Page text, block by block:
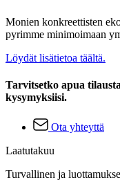
Monien konkreettisten
pyrimme minimoimaan
Löydät lisätietoa täältä.
Tarvitsetko apua
kysymyksiisi.
Ota yhteyttä
Laatutakuu
Turvallinen ja